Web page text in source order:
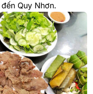
Quy Nhơn.